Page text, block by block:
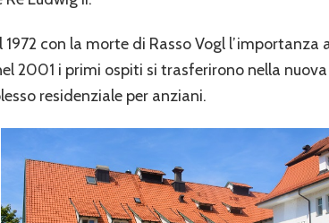
con la morte di Rasso Vogl l’importanza
2001 i primi ospiti si trasferirono nella
residenziale per anziani.